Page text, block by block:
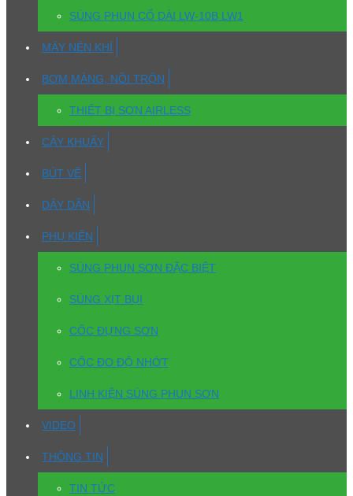
SÚNG PHUN CỔ DÀI LW-10B LW1
MÁY NÉN KHÍ
BƠM MÀNG, NỒI TRỘN
THIẾT BỊ SƠN AIRLESS
CÂY KHUẤY
BÚT VẼ
DÂY DẪN
PHỤ KIỆN
SÚNG PHUN SƠN ĐẶC BIỆT
SÚNG XỊT BỤI
CỐC ĐỰNG SƠN
CỐC ĐO ĐỘ NHỚT
LINH KIỆN SÚNG PHUN SƠN
VIDEO
THÔNG TIN
TIN TỨC